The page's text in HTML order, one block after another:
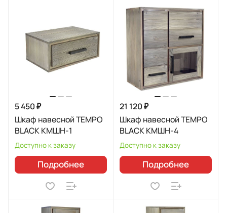
5 450 ₽
Шкаф навесной TEMPO
BLACK КМШН-1
Доступно к заказу
Подробнее
21 120 ₽
Шкаф навесной TEMPO
BLACK КМШН-4
Доступно к заказу
Подробнее